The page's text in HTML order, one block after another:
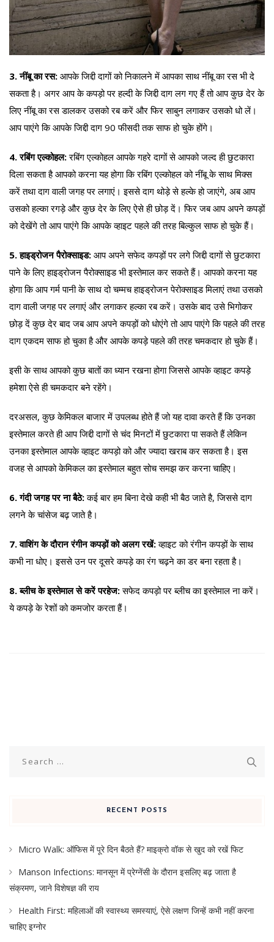
3. नींबू का रस: आपके जिद्दी दागों को निकालने में आपका साथ नींबू का रस भी दे
सकता है। अगर आप के कपड़ो पर हल्दी के जिद्दी दाग लग गए हैं तो आप कुछ देर के
लिए नींबू का रस डालकर उसको रब करें और फिर साबुन लगाकर उसको धो लें।
आप पाएंगे कि आपके जिद्दी दाग 90 फीसदी तक साफ हो चुके होंगे।
4. रबिंग एल्कोहल:रबिंग एल्कोहल आपके गहरे दागों से आपको जल्द ही छुटकारा
दिला सकता है आपको करना यह होगा कि रबिंग एल्कोहल को नींबू के साथ मिक्स
करें तथा दाग वाली जगह पर लगाएं। इससे दाग थोड़े से हल्के हो जाएंगे, अब आप
उसको हल्का रगड़े और कुछ देर के लिए ऐसे ही छोड़ दें। फिर जब आप अपने कपड़ों
को देखेंगे तो आप पाएंगे कि आपके व्हाइट पहले की तरह बिल्कुल साफ हो चुके हैं।
5. हाइड्रोजन पैरोक्साइड: आप अपने सफेद कपड़ों पर लगे जिद्दी दागों से छुटकारा
पाने के लिए हाइड्रोजन पैरोक्साइड भी इस्तेमाल कर सकते हैं। आपको करना यह
होगा कि आप गर्म पानी के साथ दो चम्मच हाइड्रोजन पेरोक्साइड मिलाएं तथा उसको
दाग वाली जगह पर लगाएं और लगाकर हल्का रब करें। उसके बाद उसे भिगोकर
छोड़ दें कुछ देर बाद जब आप अपने कपड़ों को धोएंगे तो आप पाएंगे कि पहले की तरह
दाग एकदम साफ हो चुका है और आपके कपड़े पहले की तरह चमकदार हो चुके हैं।
इसी के साथ आपको कुछ बातों का ध्यान रखना होगा जिससे आपके व्हाइट कपड़े
हमेशा ऐसे ही चमकदार बने रहेंगे।
दरअसल, कुछ केमिकल बाजार में उपलब्ध होते हैं जो यह दावा करते हैं कि उनका
इस्तेमाल करते ही आप जिद्दी दागों से चंद मिनटों में छुटकारा पा सकते हैं लेकिन
उनका इस्तेमाल आपके व्हाइट कपड़ो को और ज्यादा खराब कर सकता है। इस
वजह से आपको केमिकल का इस्तेमाल बहुत सोच समझ कर करना चाहिए।
6. गंदी जगह पर ना बैठे:कई बार हम बिना देखे कही भी बैठ जाते है, जिससे दाग
लगने के चांसेज बढ़ जाते है।
7. वाशिंग के दौरान रंगीन कपड़ों को अलग रखें:व्हाइट को रंगीन कपड़ों के साथ
कभी ना धोए। इससे उन पर दूसरे कपड़े का रंग चढ़ने का डर बना रहता है।
8. ब्लीच के इस्तेमाल से करें परहेज:सफेद कपड़ो पर ब्लीच का इस्तेमाल ना करें।
ये कपड़े के रेशों को कमजोर करता हैं।
RECENT POSTS
Micro Walk: ऑफिस में पूरे दिन बैठते हैं? माइक्रो वॉक से खुद को रखें फिट
Manson Infections: मानसून में प्रेग्नेंसी के दौरान इसलिए बढ़ जाता है
संक्रमण, जाने विशेषज्ञ की राय
Health First: महिलाओं की स्वास्थ्य समस्याएं, ऐसे लक्षण जिन्हें कभी नहीं करना
चाहिए इग्नोर